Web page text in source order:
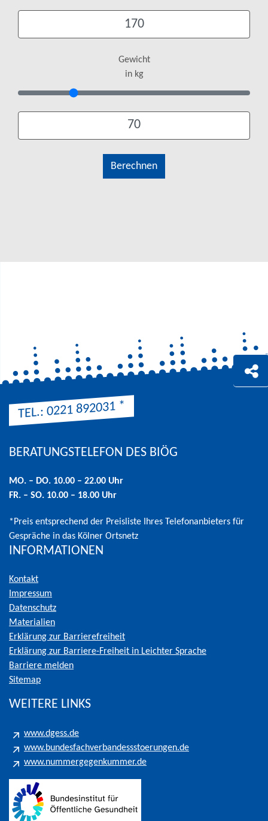
Gewicht
in kg
Berechnen
INFORMATIONEN
Kontakt
Impressum
Datenschutz
Materialien
Erklärung zur Barrierefreiheit
Erklärung zur Barriere-Freiheit in Leichter Sprache
Barriere melden
Sitemap
TEL.: 0221 892031 *
Hinweis: Preis entsprechend der Preisliste Ihres Telefonanbieters
BERATUNGSTELEFON DES BIÖG
MO. – DO. 10.00 – 22.00 Uhr
FR. – SO. 10.00 – 18.00 Uhr
*Preis entsprechend der Preisliste Ihres Telefonanbieters für
Gespräche in das Kölner Ortsnetz
WEITERE LINKS
www.dgess.de
www.bundesfachverbandessstoerungen.de
www.nummergegenkummer.de